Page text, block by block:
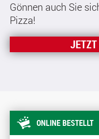
Gönnen auch Sie
Pizza!
ONLINE BESTELLT